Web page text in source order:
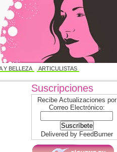
Y BELLEZA ARTICULISTAS
Suscripciones
Recibe Actualizaciones por
Correo Electrónico:
Delivered by FeedBurner